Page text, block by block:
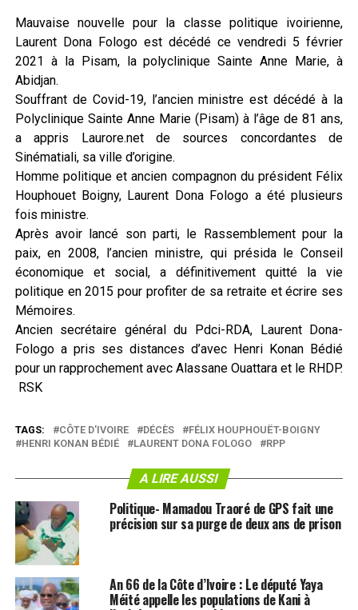
Mauvaise nouvelle pour la classe politique ivoirienne,
Laurent Dona Fologo est décédé ce vendredi 5 février
2021 à la Pisam, la polyclinique Sainte Anne Marie, à
Abidjan.
Souffrant de Covid-19, l’ancien ministre est décédé à la
Polyclinique Sainte Anne Marie (Pisam) à l’âge de 81 ans,
a appris Laurore.net de sources concordantes de
Sinématiali, sa ville d’origine.
Homme politique et ancien compagnon du président Félix
Houphouet Boigny, Laurent Dona Fologo a été plusieurs
fois ministre.
Après avoir lancé son parti, le Rassemblement pour la
paix, en 2008, l’ancien ministre, qui présida le Conseil
économique et social, a définitivement quitté la vie
politique en 2015 pour profiter de sa retraite et écrire ses
Mémoires.
Ancien secrétaire général du Pdci-RDA, Laurent Dona-
Fologo a pris ses distances d’avec Henri Konan Bédié
pour un rapprochement avec Alassane Ouattara et le RHDP.
RSK
TAGS: CÔTE D'IVOIRE DÉCÈS
FÉLIX HOUPHOUËT-BOIGNY
HENRI KONAN BÉDIÉ
LAURENT DONA FOLOGO RPP
A LIRE AUSSI
Politique- Mamadou Traoré de GPS fait une
précision sur sa purge de deux ans de prison
An 66 de la Côte d’Ivoire : Le député Yaya
Méité appelle les populations de Kani à